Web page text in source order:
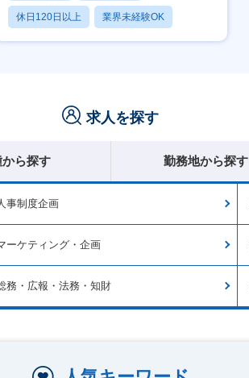
休日120日以上 業界未経験OK
産休・育休あり
求人を探す
ら探す 勤務地から探す
事制度企画
ーケティング・企画
務・広報・法務・知財